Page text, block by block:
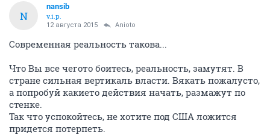
N
nansib
v.i.p.
12 августа 2015 Anioto
Современная реальность такова...
Что Вы все чегото боитесь, реальность, замутят. В
стране сильная вертикаль власти. Вякать пожалусто,
а попробуй какието действия начать, размажут по
стенке.
Так что успокойтесь, не хотите под США ложится
придется потерпеть.